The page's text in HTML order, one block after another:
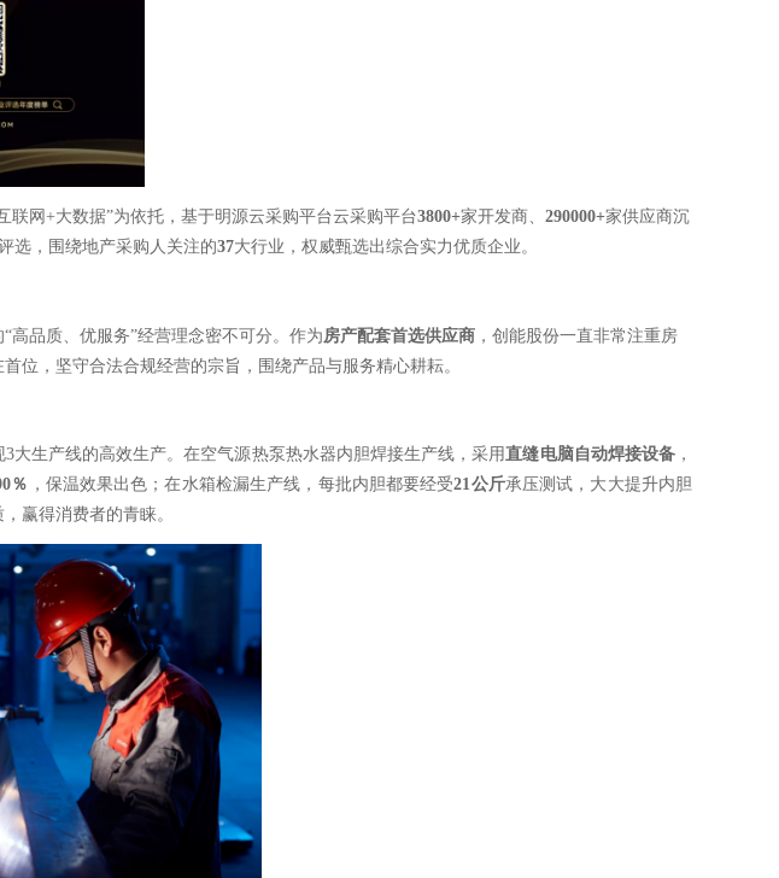
联网+大数据”为依托，基于明源云采购平台云采购平台3800+家开发商、 290000+家供应商沉
选，围绕地产采购人关注的37大行业，权威甄选出综合实力优质企业。
高品质、优服务”经营理念密不可分。作为 房产配套首选供应商 ，创能股份一直非常注重房
位，坚守合法合规经营的宗旨，围绕产品与服务精心耕耘。
大生产线的高效生产。在空气源热泵热水器内胆焊接生产线，采用直缝电脑自动焊接设备 ，
％ ，保温效果出色；在水箱检漏生产线，每批内胆都要经受21公斤承压测试，大大提升内胆
赢得消费者的青睐。